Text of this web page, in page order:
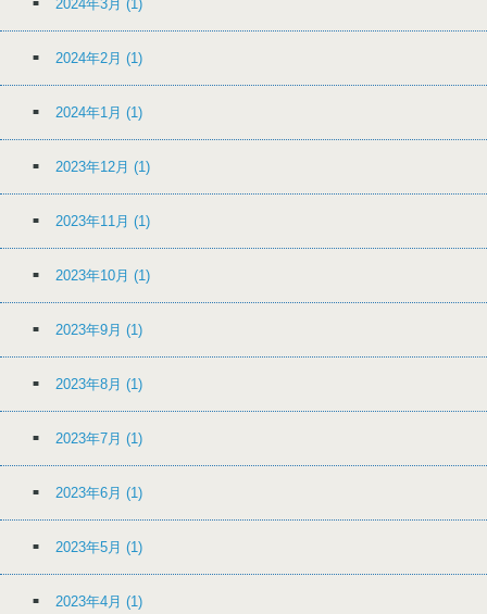
2024年3月 (1)
2024年2月 (1)
2024年1月 (1)
2023年12月 (1)
2023年11月 (1)
2023年10月 (1)
2023年9月 (1)
2023年8月 (1)
2023年7月 (1)
2023年6月 (1)
2023年5月 (1)
2023年4月 (1)